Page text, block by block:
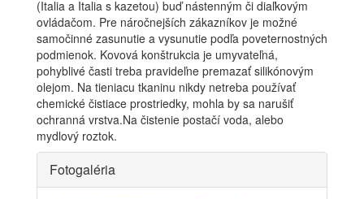
(Italia a Italia s kazetou) buď nástenným či diaľkovým
ovládačom. Pre náročnejších zákazníkov je možné
samočinné zasunutie a vysunutie podľa poveternostných
podmienok. Kovová konštrukcia je umyvateľná,
pohyblivé časti treba pravideľne premazať silikónovým
olejom. Na tieniacu tkaninu nikdy netreba používať
chemické čistiace prostriedky, mohla by sa narušiť
ochranná vrstva.Na čistenie postačí voda, alebo
mydlový roztok.
Fotogaléria